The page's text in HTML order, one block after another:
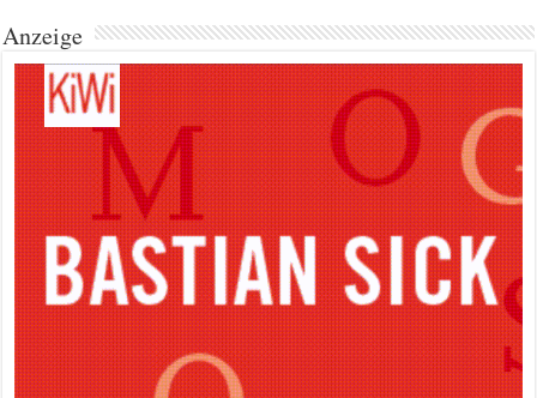
Anzeige